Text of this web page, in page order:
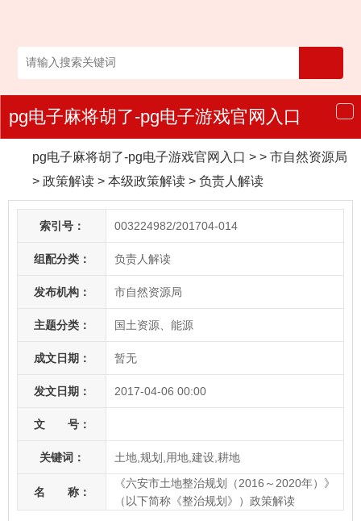
导
航
pg电子麻将胡了-pg电子游戏官网入口
pg电子麻将胡了-pg电子游戏官网入口 > > 市自然资源局
> 政策解读 > 本级政策解读 > 负责人解读
索引号： 003224982/201704-014
组配分类： 负责人解读
发布机构： 市自然资源局
主题分类： 国土资源、能源
成文日期： 暂无
发文日期： 2017-04-06 00:00
文 号：
关键词： 土地,规划,用地,建设,耕地
名 称：
《六安市土地整治规划（2016～2020年）》
（以下简称《整治规划》）政策解读